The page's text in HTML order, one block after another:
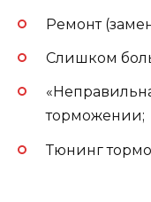
Ремонт
Слишком
торможении;
Тюнинг